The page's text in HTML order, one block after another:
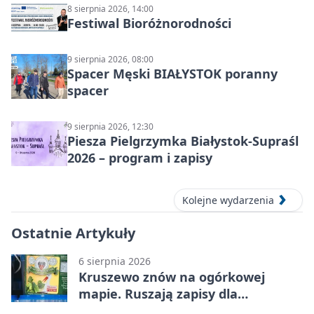
8 sierpnia 2026, 14:00
Festiwal Bioróżnorodności
9 sierpnia 2026, 08:00
Spacer Męski BIAŁYSTOK poranny
spacer
9 sierpnia 2026, 12:30
Piesza Pielgrzymka Białystok-Supraśl
2026 – program i zapisy
Kolejne wydarzenia
Ostatnie Artykuły
6 sierpnia 2026
Kruszewo znów na ogórkowej
mapie. Ruszają zapisy dla